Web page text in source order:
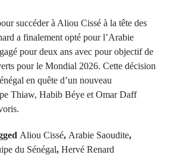
succéder à Aliou Cissé à la tête des
a finalement opté pour l’Arabie
pour deux ans avec pour objectif de
pour le Mondial 2026. Cette décision
en quête d’un nouveau
Thiaw, Habib Béye et Omar Daff
Aliou Cissé, Arabie Saoudite,
du Sénégal,Hervé Renard